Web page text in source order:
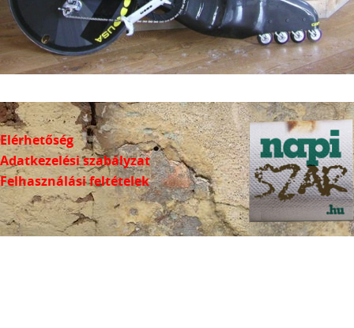
Elérhetőség
Adatkezelési szabályzat
Felhasználási feltételek